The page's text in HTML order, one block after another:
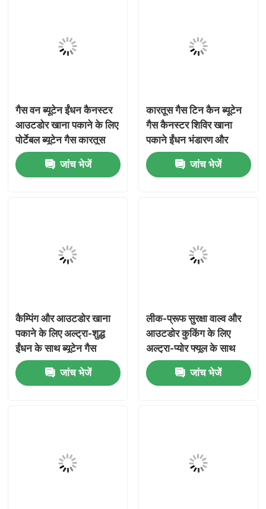
कारखाना भ्रमण
गुणवत्ता नियंत्रण
संपर्क करें
गैस वन ब्यूटेन ईंधन कैनस्टर
आउटडोर खाना पकाने के लिए
पोर्टेबल ब्यूटेन गैस कारतूस
कैंपिंग स्टोव और ईंधन भंडारण
अनुप्रयोग
जांच भेजें
कारतूस गैस टिन कैन ब्यूटेन
गैस कैनस्टर शिविर खाना
पकाने ईंधन भंडारण और
पोर्टेबल आउटडोर अनुप्रयोगों
के लिए
जांच भेजें
कैम्पिंग और आउटडोर खाना
पकाने के लिए अल्ट्रा-शुद्ध
ईंधन के साथ ब्यूटेन गैस
कनस्तर
जांच भेजें
लीक-प्रूफ सुरक्षा वाल्व और
आउटडोर कुकिंग के लिए
अल्ट्रा-प्योर फ्यूल के साथ
रिफिल करने योग्य ब्यूटेन गैस
कनस्तर
जांच भेजें